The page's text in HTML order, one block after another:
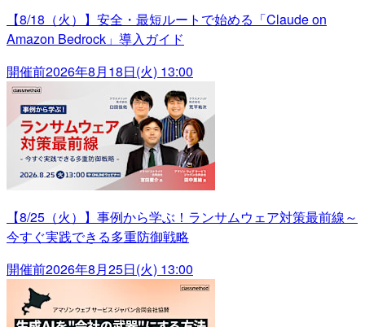
【8/18（火）】安全・最短ルートで始める「Claude on
Amazon Bedrock」導入ガイド
開催前2026年8月18日(火) 13:00
【8/25（火）】事例から学ぶ！ランサムウェア対策最前線～
今すぐ実践できる多重防御戦略
開催前2026年8月25日(火) 13:00